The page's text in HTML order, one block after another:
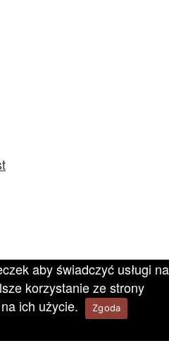
aby świadczyć usługi na
korzystanie ze strony
ich użycie.
Zgoda